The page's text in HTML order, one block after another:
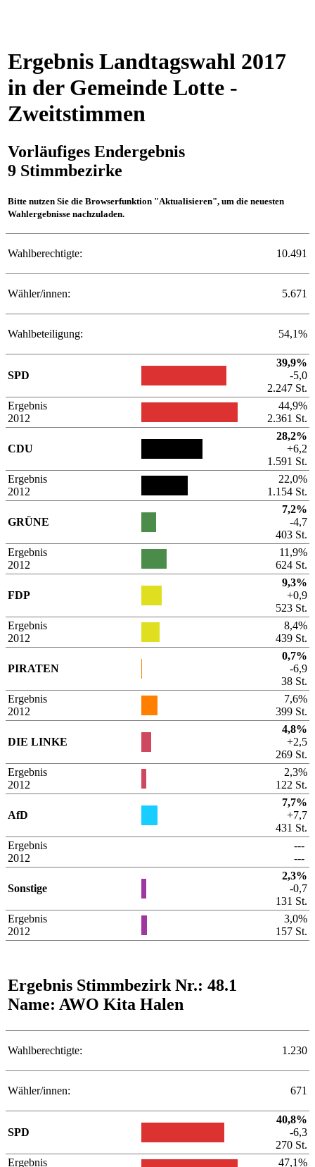
Ergebnis Landtagswahl 2017
in der Gemeinde Lotte -
Zweitstimmen
Vorläufiges Endergebnis
9 Stimmbezirke
Bitte nutzen Sie die Browserfunktion "Aktualisieren", um die neuesten
Wahlergebnisse nachzuladen.
Wahlberechtigte: 10.491
Wähler/innen: 5.671
Wahlbeteiligung: 54,1%
SPD
39,9%
-5,0
2.247 St.
Ergebnis
2012
44,9%
2.361 St.
CDU
28,2%
+6,2
1.591 St.
Ergebnis
2012
22,0%
1.154 St.
GRÜNE
7,2%
-4,7
403 St.
Ergebnis
2012
11,9%
624 St.
FDP
9,3%
+0,9
523 St.
Ergebnis
2012
8,4%
439 St.
PIRATEN
0,7%
-6,9
38 St.
Ergebnis
2012
7,6%
399 St.
DIE LINKE
4,8%
+2,5
269 St.
Ergebnis
2012
2,3%
122 St.
AfD
7,7%
+7,7
431 St.
Ergebnis
2012
---
---
Sonstige
2,3%
-0,7
131 St.
Ergebnis
2012
3,0%
157 St.
Ergebnis Stimmbezirk Nr.: 48.1
Name: AWO Kita Halen
Wahlberechtigte: 1.230
Wähler/innen: 671
SPD
40,8%
-6,3
270 St.
Ergebnis
47,1%